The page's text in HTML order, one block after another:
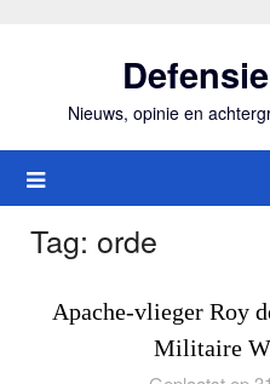
Nieuws, opinie en
Tag: orde
Apache-vlieger Roy
Militaire